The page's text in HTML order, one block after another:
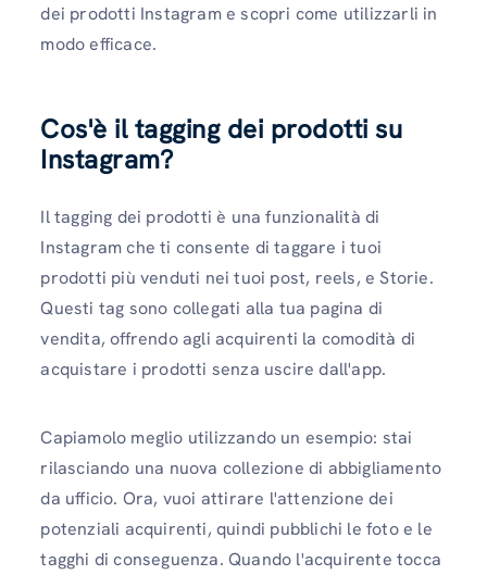
dei prodotti Instagram e scopri come utilizzarli in
modo efficace.
Cos'è il tagging dei prodotti su
Instagram?
Il tagging dei prodotti è una funzionalità di
Instagram che ti consente di taggare i tuoi
prodotti più venduti nei tuoi post, reels, e Storie.
Questi tag sono collegati alla tua pagina di
vendita, offrendo agli acquirenti la comodità di
acquistare i prodotti senza uscire dall'app.
Capiamolo meglio utilizzando un esempio: stai
rilasciando una nuova collezione di abbigliamento
da ufficio. Ora, vuoi attirare l'attenzione dei
potenziali acquirenti, quindi pubblichi le foto e le
tagghi di conseguenza. Quando l'acquirente tocca